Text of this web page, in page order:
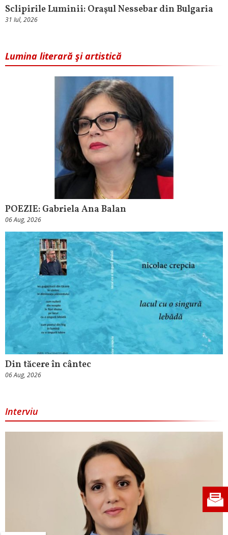
Sclipirile Luminii: Oraşul Nessebar din Bulgaria
31 Iul, 2026
Lumina literară şi artistică
POEZIE: Gabriela Ana Balan
06 Aug, 2026
Din tăcere în cântec
06 Aug, 2026
Interviu